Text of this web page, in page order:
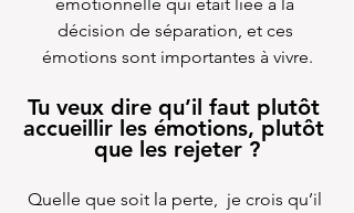
décision de séparation, et ces
émotions sont importantes à vivre.
Tu veux dire qu’il faut plutôt
accueillir les émotions, plutôt
que les rejeter ?
Quelle que soit la perte,  je crois qu’il